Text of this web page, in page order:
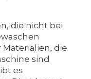
die nicht bei
die
sind
es